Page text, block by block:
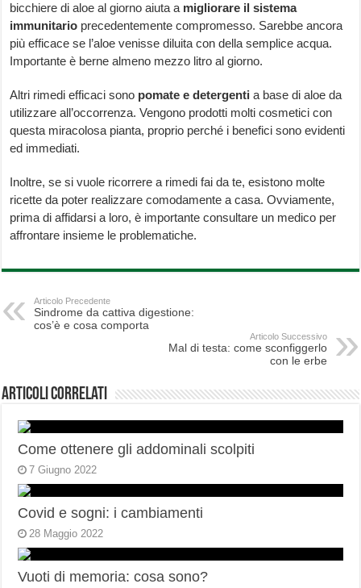
bicchiere di aloe al giorno aiuta a migliorare il sistema
immunitario precedentemente compromesso. Sarebbe ancora
più efficace se l’aloe venisse diluita con della semplice acqua.
Importante è berne almeno mezzo litro al giorno.
Altri rimedi efficaci sono pomate e detergenti a base di aloe da
utilizzare all’occorrenza. Vengono prodotti molti cosmetici con
questa miracolosa pianta, proprio perché i benefici sono evidenti
ed immediati.
Inoltre, se si vuole ricorrere a rimedi fai da te, esistono molte
ricette da poter realizzare comodamente a casa. Ovviamente,
prima di affidarsi a loro, è importante consultare un medico per
affrontare insieme le problematiche.
Articolo Precedente
Sindrome da cattiva digestione:
cos’è e cosa comporta
Articolo Successivo
Mal di testa: come sconfiggerlo
con le erbe
Articoli correlati
Come ottenere gli addominali scolpiti
7 Giugno 2022
Covid e sogni: i cambiamenti
28 Maggio 2022
Vuoti di memoria: cosa sono?